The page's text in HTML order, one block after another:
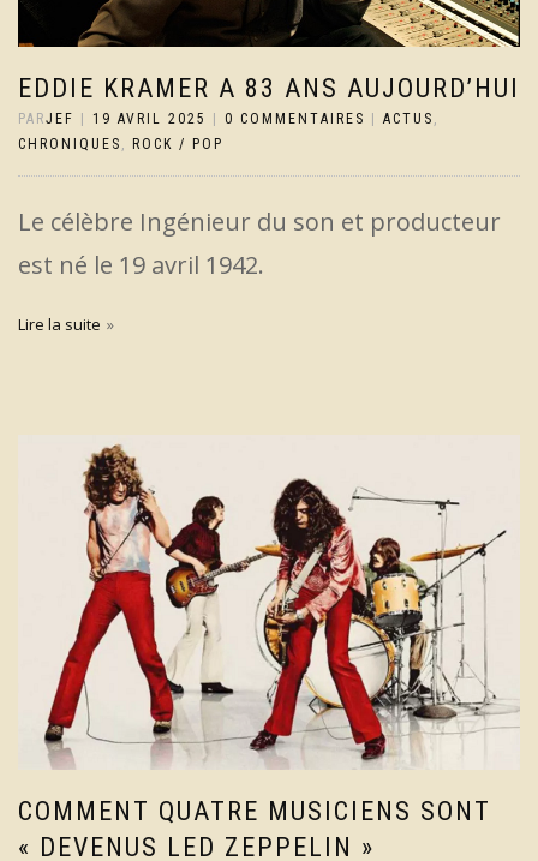
EDDIE KRAMER A 83 ANS AUJOURD’HUI
PARJEF 19 AVRIL 2025 0 COMMENTAIRES ACTUS ,
CHRONIQUES , ROCK / POP
Le célèbre Ingénieur du son et producteur
est né le 19 avril 1942.
Lire la suite
COMMENT QUATRE MUSICIENS SONT
« DEVENUS LED ZEPPELIN »